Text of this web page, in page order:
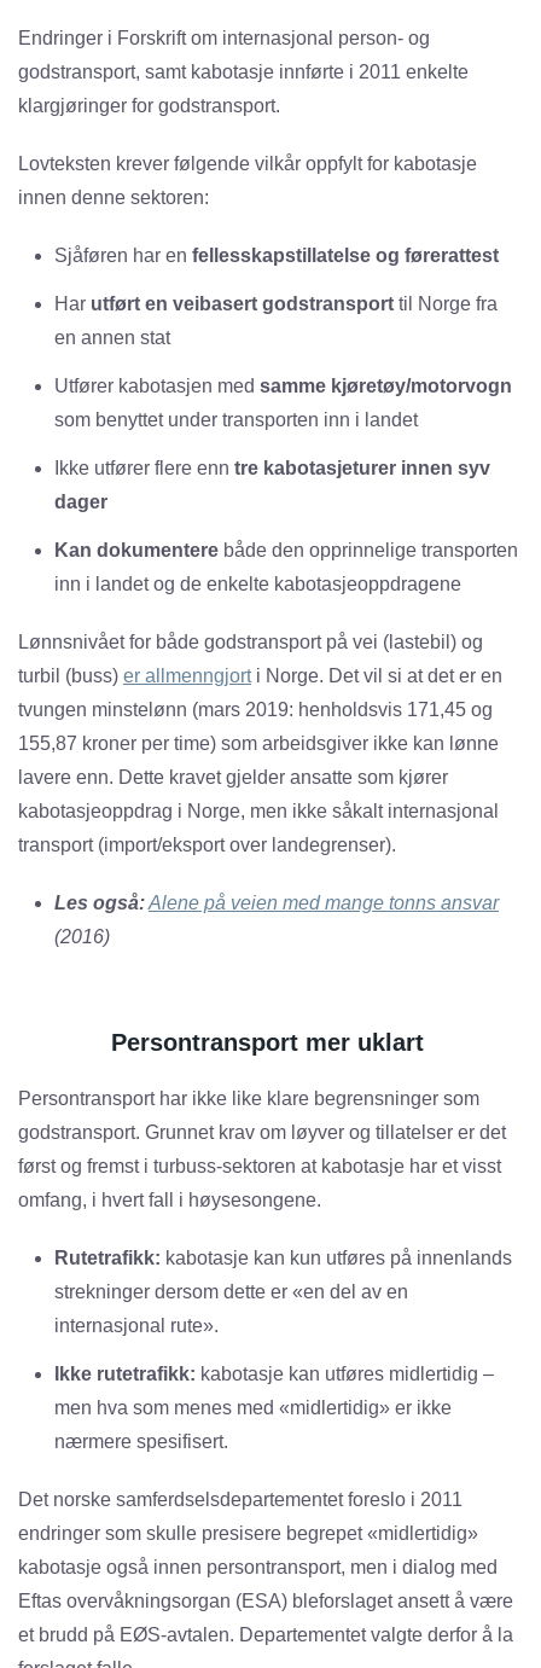
Endringer i Forskrift om internasjonal person- og
godstransport, samt kabotasje innførte i 2011 enkelte
klargjøringer for godstransport.
Lovteksten krever følgende vilkår oppfylt for kabotasje
innen denne sektoren:
Sjåføren har en fellesskapstillatelse og førerattest
Har utført en veibasert godstransport til Norge fra
en annen stat
Utfører kabotasjen med samme kjøretøy/motorvogn
som benyttet under transporten inn i landet
Ikke utfører flere enn tre kabotasjeturer innen syv
dager
Kan dokumentere både den opprinnelige transporten
inn i landet og de enkelte kabotasjeoppdragene
Lønnsnivået for både godstransport på vei (lastebil) og
turbil (buss) er allmenngjorti Norge. Det vil si at det er en
tvungen minstelønn (mars 2019: henholdsvis 171,45 og
155,87 kroner per time) som arbeidsgiver ikke kan lønne
lavere enn. Dette kravet gjelder ansatte som kjører
kabotasjeoppdrag i Norge, men ikke såkalt internasjonal
transport (import/eksport over landegrenser).
Les også:Alene på veien med mange tonns ansvar
(2016)
Persontransport mer uklart
Persontransport har ikke like klare begrensninger som
godstransport. Grunnet krav om løyver og tillatelser er det
først og fremst i turbuss-sektoren at kabotasje har et visst
omfang, i hvert fall i høysesongene.
Rutetrafikk: kabotasje kan kun utføres på innenlands
strekninger dersom dette er «en del av en
internasjonal rute».
Ikke rutetrafikk: kabotasje kan utføres midlertidig –
men hva som menes med «midlertidig» er ikke
nærmere spesifisert.
Det norske samferdselsdepartementet foreslo i 2011
endringer som skulle presisere begrepet «midlertidig»
kabotasje også innen persontransport, men i dialog med
Eftas overvåkningsorgan (ESA) bleforslaget ansett å være
et brudd på EØS-avtalen. Departementet valgte derfor å la